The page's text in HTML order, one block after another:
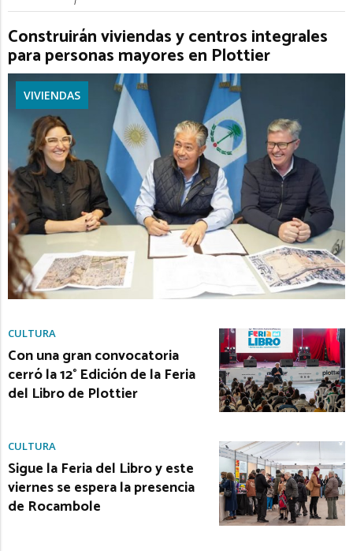
Construirán viviendas y centros integrales
para personas mayores en Plottier
VIVIENDAS
CULTURA
Con una gran convocatoria
cerró la 12° Edición de la Feria
del Libro de Plottier
CULTURA
Sigue la Feria del Libro y este
viernes se espera la presencia
de Rocambole